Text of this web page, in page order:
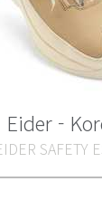
Eider -
SAFETY